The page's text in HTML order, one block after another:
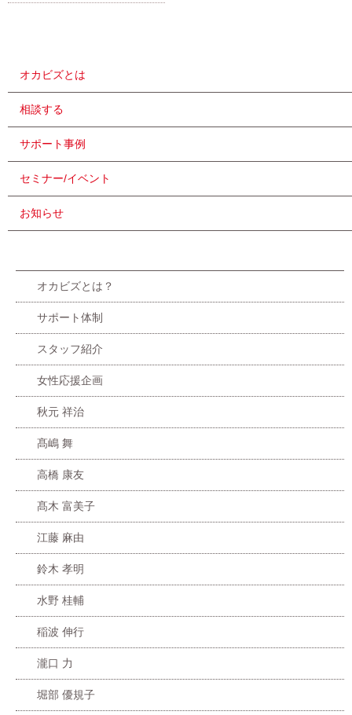
オカビズとは
相談する
サポート事例
セミナー/イベント
お知らせ
オカビズとは？
サポート体制
スタッフ紹介
女性応援企画
秋元 祥治
髙嶋 舞
高橋 康友
髙木 富美子
江藤 麻由
鈴木 孝明
水野 桂輔
稲波 伸行
瀧口 力
堀部 優規子